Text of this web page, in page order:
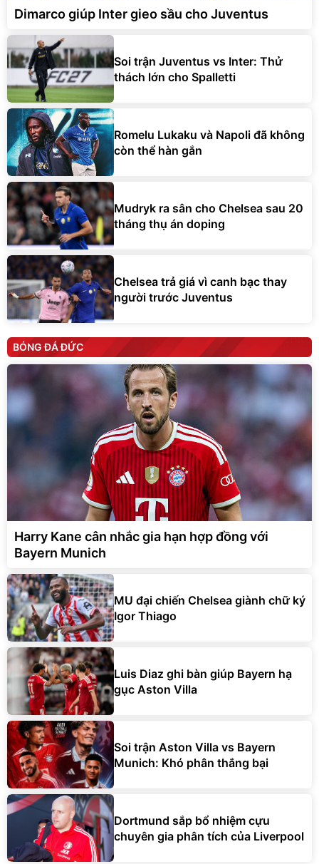
Dimarco giúp Inter gieo sầu cho Juventus
Soi trận Juventus vs Inter: Thử
thách lớn cho Spalletti
Romelu Lukaku và Napoli đã không
còn thể hàn gắn
Mudryk ra sân cho Chelsea sau 20
tháng thụ án doping
Chelsea trả giá vì canh bạc thay
người trước Juventus
BÓNG ĐÁ ĐỨC
Harry Kane cân nhắc gia hạn hợp đồng với
Bayern Munich
MU đại chiến Chelsea giành chữ ký
Igor Thiago
Luis Diaz ghi bàn giúp Bayern hạ
gục Aston Villa
Soi trận Aston Villa vs Bayern
Munich: Khó phân thắng bại
Dortmund sắp bổ nhiệm cựu
chuyên gia phân tích của Liverpool